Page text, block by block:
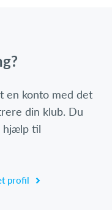
en konto med det
din klub. Du
hjælp til
profil